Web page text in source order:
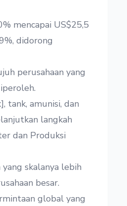
mencapai US$25,5
didorong
perusahaan yang
tank, amunisi, dan
langkah
dan Produksi
skalanya lebih
besar.
global yang